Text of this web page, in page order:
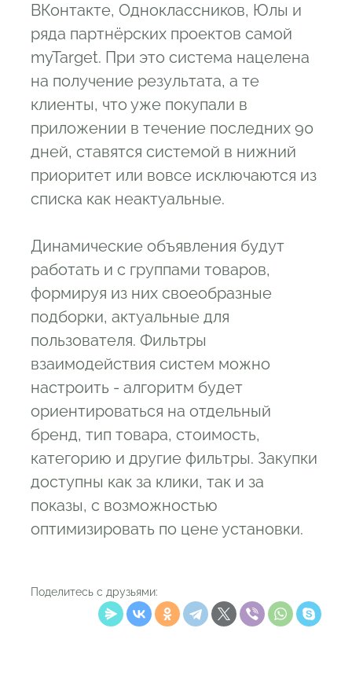
ВКонтакте, Одноклассников, Юлы и
ряда партнёрских проектов самой
myTarget. При это система нацелена
на получение результата, а те
клиенты, что уже покупали в
приложении в течение последних 90
дней, ставятся системой в нижний
приоритет или вовсе исключаются из
списка как неактуальные.
Динамические объявления будут
работать и с группами товаров,
формируя из них своеобразные
подборки, актуальные для
пользователя. Фильтры
взаимодействия систем можно
настроить - алгоритм будет
ориентироваться на отдельный
бренд, тип товара, стоимость,
категорию и другие фильтры. Закупки
доступны как за клики, так и за
показы, с возможностью
оптимизировать по цене установки.
Поделитесь с друзьями: